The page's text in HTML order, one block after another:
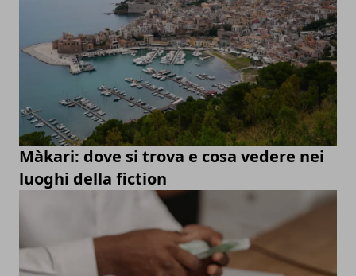
Màkari: dove si trova e cosa vedere nei
luoghi della fiction